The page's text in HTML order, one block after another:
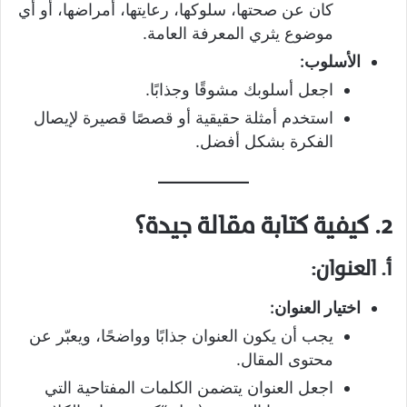
كان عن صحتها، سلوكها، رعايتها، أمراضها، أو أي
موضوع يثري المعرفة العامة.
الأسلوب:
اجعل أسلوبك مشوقًا وجذابًا.
استخدم أمثلة حقيقية أو قصصًا قصيرة لإيصال
الفكرة بشكل أفضل.
2. كيفية كتابة مقالة جيدة؟
أ. العنوان:
اختيار العنوان:
يجب أن يكون العنوان جذابًا وواضحًا، ويعبّر عن
محتوى المقال.
اجعل العنوان يتضمن الكلمات المفتاحية التي